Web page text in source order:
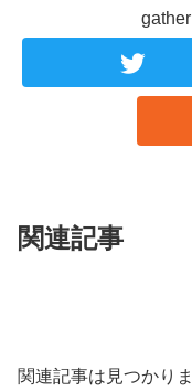
関連記事
関連記事は見つかり